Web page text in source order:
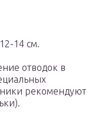
14 см.
отводок в
рекомендуют